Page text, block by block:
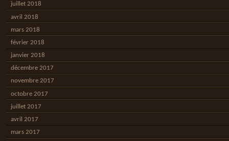
juillet 2018
avril 2018
mars 2018
février 2018
janvier 2018
décembre 2017
novembre 2017
octobre 2017
juillet 2017
avril 2017
mars 2017